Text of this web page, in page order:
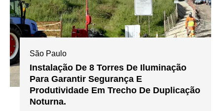
São Paulo
Instalação De 8 Torres De Iluminação
Para Garantir Segurança E
Produtividade Em Trecho De Duplicação
Noturna.